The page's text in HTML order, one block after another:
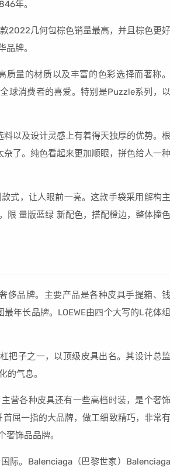
年。
2022几何包棕色销量最高，并且棕色更好
牌。
量的材质以及丰富的色彩选择而著称。
球消费者的喜爱。特别是Puzzle系列，以
以及设计灵感上有着得天独厚的优势。根
了。纯色看起来更加顺眼，拼色给人一种
式，让人眼前一亮。这款手袋采用解构主
限 量版蓝绿 新配色，搭配橙边，整体撞色
侈品牌。主要产品是各种皮具手提箱、钱
年长品牌。LOEWE由四个大写的L花体组
把子之一，以顶级皮具出名。其设计总监
的气息。
营各种皮具还有一些高档时装，是个奢饰
屈一指的大品牌，做工细致精巧，非常有
饰品品牌。
际。Balenciaga（巴黎世家）Balenciaga